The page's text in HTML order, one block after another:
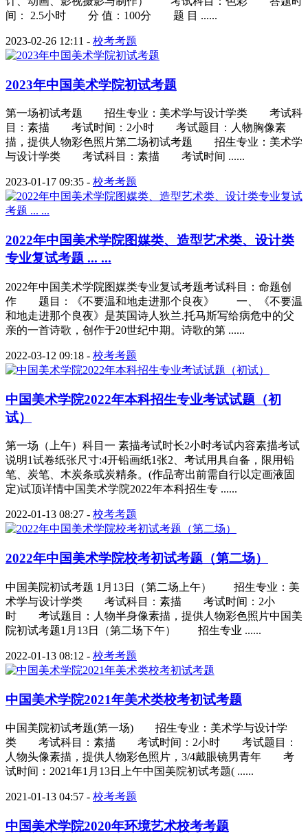
间： 2.5小时 分 值：100分 题 目 ......
2023-02-26 12:11 - 校考考题
2023年中国美术学院初试考题
第一场初试考题 招生专业：美术学与设计学类 考试科
目：素描 考试时间：2小时 考试题目：人物胸像素
描，提供人物彩色照片第二场初试考题 招生专业：美术学
与设计学类 考试科目：素描 考试时间 ......
2023-01-17 09:35 - 校考考题
2022年中国美术学院图媒类、造型艺术类、设计类
专业复试考题 ... ...
2022年中国美术学院图媒类专业复试考题考试科目：命题创
作 题目：《不要温和地走进那个良夜》 一、《不要温
和地走进那个良夜》是英国诗人狄兰.托马斯写给病危中的父
亲的一首诗歌，创作于20世纪中期。诗歌的第 ......
2022-03-12 09:18 - 校考考题
中国美术学院2022年本科招生专业考试试题（初
试）
第一场（上午）科目一 素描考试时长2小时考试内容素描考试
说明1试卷纸张尺寸:4开铅画纸1张2、考试用具自备，限用铅
笔、炭笔、木炭条或炭精条。(作品寄出前需自行以定画液固
定)试顶详情中国美术学院2022年本科招生专 ......
2022-01-13 08:27 - 校考考题
2022年中国美术学院校考初试考题（第二场）
中国美院初试考题 1月13日（第二场上午） 招生专业：美
术学与设计学类 考试科目：素描 考试时间：2小
时 考试题目：人物半身像素描，提供人物彩色照片中国美
院初试考题1月13日（第二场下午） 招生专业 ......
2022-01-13 08:12 - 校考考题
中国美术学院2021年美术类校考初试考题
中国美院初试考题(第一场) 招生专业：美术学与设计学
类 考试科目：素描 考试时间：2小时 考试题目：
人物头像素描，提供人物彩色照片，3/4戴眼镜男青年 考
试时间：2021年1月13日上午中国美院初试考题( ......
2021-01-13 04:57 - 校考考题
中国美术学院2020年环境艺术校考考题